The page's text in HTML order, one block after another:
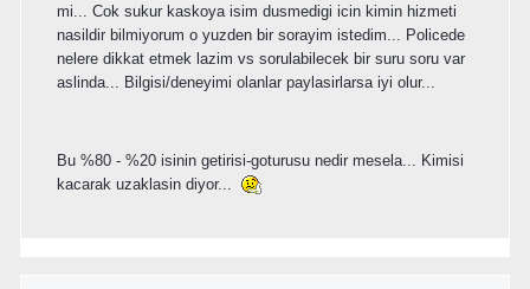
mi... Cok sukur kaskoya isim dusmedigi icin kimin hizmeti
nasildir bilmiyorum o yuzden bir sorayim istedim... Policede
nelere dikkat etmek lazim vs sorulabilecek bir suru soru var
aslinda... Bilgisi/deneyimi olanlar paylasirlarsa iyi olur...
Bu %80 - %20 isinin getirisi-goturusu nedir mesela... Kimisi
kacarak uzaklasin diyor...